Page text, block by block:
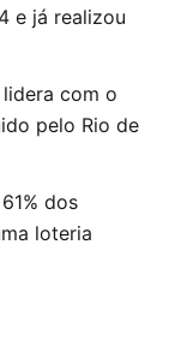
e já realizou
lidera com o
pelo Rio de
dos
loteria